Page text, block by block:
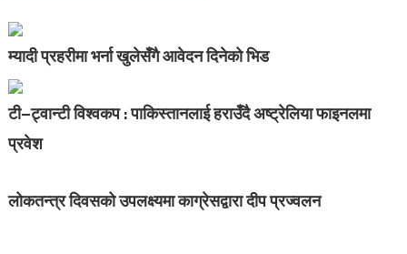
म्यादी प्रहरीमा भर्ना खुलेसँगै आवेदन दिनेको भिड
टी–ट्वान्टी विश्वकप : पाकिस्तानलाई हराउँदै अष्ट्रेलिया फाइनलमा
प्रवेश
लोकतन्त्र दिवसको उपलक्ष्यमा काग्रेसद्वारा दीप प्रज्वलन